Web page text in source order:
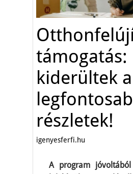
támogatás:
kiderültek a
részletek!
igenyesferfi.hu
A program